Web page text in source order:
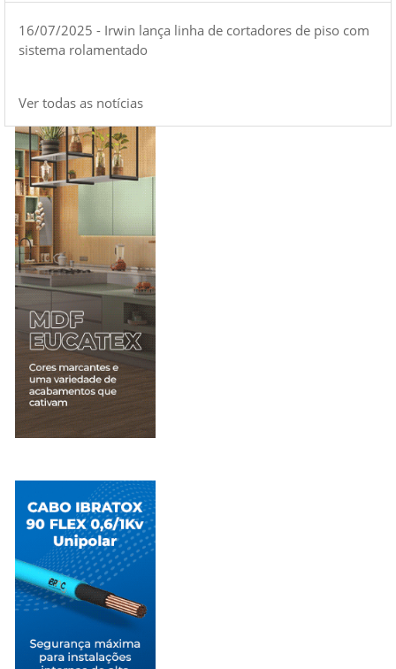
16/07/2025 - Irwin lança linha de cortadores de piso com
sistema rolamentado
Ver todas as notícias